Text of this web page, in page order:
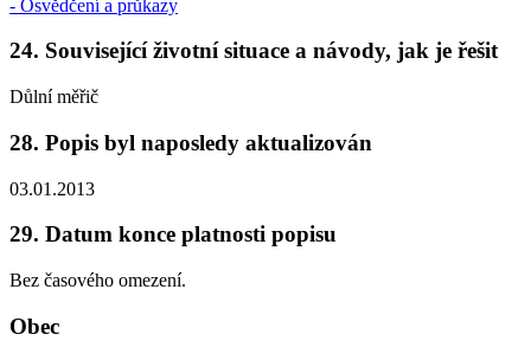
- Osvědčení a průkazy
24. Související životní situace a návody, jak je řešit
Důlní měřič
28. Popis byl naposledy aktualizován
03.01.2013
29. Datum konce platnosti popisu
Bez časového omezení.
Obec